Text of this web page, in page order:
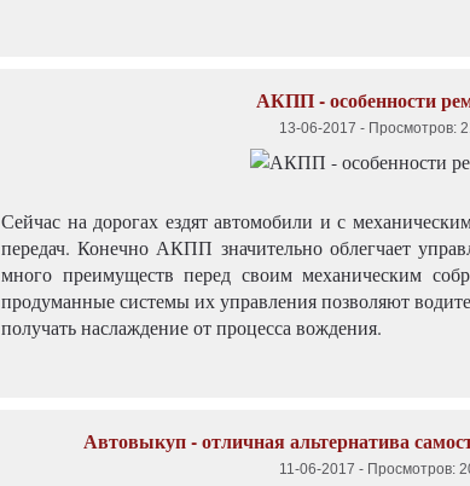
АКПП - особенности
13-06-2017 - Просмотров:
Сейчас на дорогах ездят автомобили и с
передач. Конечно АКПП значительно облегчает
много преимуществ перед своим механическим
продуманные системы их управления позволяют
получать наслаждение от процесса вождения.
Автовыкуп - отличная альтернатива
11-06-2017 - Просмотров: